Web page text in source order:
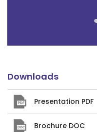
Downloads
Presentation PDF
Brochure DOC